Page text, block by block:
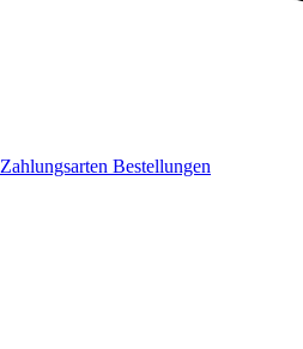
Zahlungsarten Bestellungen